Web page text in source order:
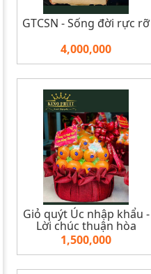
GTCSN - Sống đời rực rỡ
4,000,000
Giỏ quýt Úc nhập khẩu -
Lời chúc thuận hòa
1,500,000